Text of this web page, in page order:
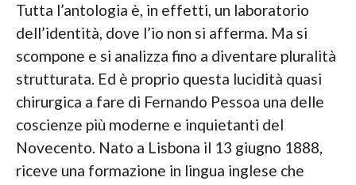
Tutta l’antologia è, in effetti, un laboratorio
dell’identità, dove l’io non si afferma. Ma si
scompone e si analizza fino a diventare pluralità
strutturata. Ed è proprio questa lucidità quasi
chirurgica a fare di Fernando Pessoa una delle
coscienze più moderne e inquietanti del
Novecento. Nato a Lisbona il 13 giugno 1888,
riceve una formazione in lingua inglese che